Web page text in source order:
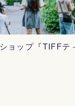
ョップ『TIFFテ